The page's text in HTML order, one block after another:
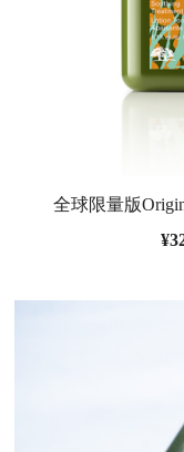
全球限量版
¥